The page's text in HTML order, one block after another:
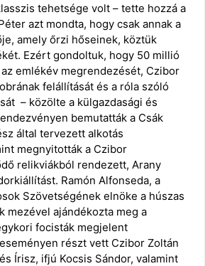
tehetsége volt – tette hozzá a
azt mondta, hogy csak annak a
amely őrzi hőseinek, köztük
Ezért gondoltuk, hogy 50 millió
emlékév megrendezését, Czibor
felállítását és a róla szóló
– közölte a külgazdasági és
bemutatták a Csák
által tervezett alkotás
megnyitották a Czibor
relikviákból rendezett, Arany
Ramón Alfonseda, a
Szövetségének elnöke a húszas
mezével ajándékozta meg a
focisták megjelent
részt vett Czibor Zoltán
Írisz, ifjú Kocsis Sándor, valamint